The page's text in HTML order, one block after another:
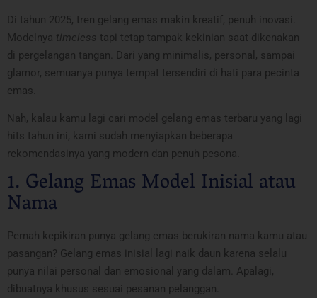
Di tahun 2025, tren gelang emas makin kreatif, penuh inovasi.
Modelnya timeless tapi tetap tampak kekinian saat dikenakan
di pergelangan tangan. Dari yang minimalis, personal, sampai
glamor, semuanya punya tempat tersendiri di hati para pecinta
emas.
Nah, kalau kamu lagi cari model gelang emas terbaru yang lagi
hits tahun ini, kami sudah menyiapkan beberapa
rekomendasinya yang modern dan penuh pesona.
1. Gelang Emas Model Inisial atau
Nama
Pernah kepikiran punya gelang emas berukiran nama kamu atau
pasangan? Gelang emas inisial lagi naik daun karena selalu
punya nilai personal dan emosional yang dalam. Apalagi,
dibuatnya khusus sesuai pesanan pelanggan.